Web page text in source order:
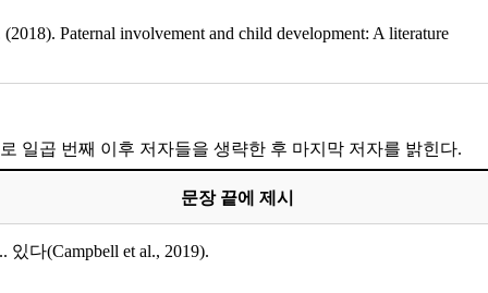
Paternal involvement and child development: A literature
일곱 번째 이후 저자들을 생략한 후 마지막 저자를 밝힌다.
문장 끝에 제시
있다(Campbell et al., 2019).